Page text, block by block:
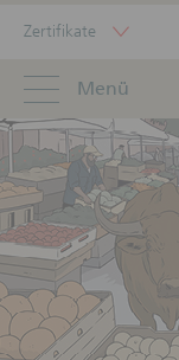
Zertifikate
Menü